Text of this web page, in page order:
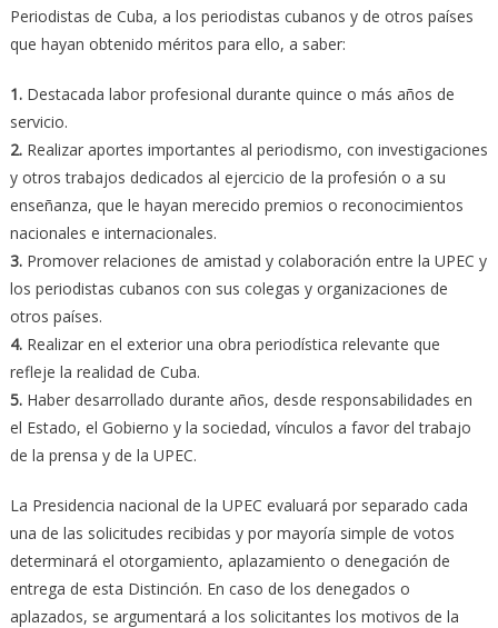
Periodistas de Cuba, a los periodistas cubanos y de otros países
que hayan obtenido méritos para ello, a saber:
1.Destacada labor profesional durante quince o más años de
servicio.
2. Realizar aportes importantes al periodismo, con investigaciones
y otros trabajos dedicados al ejercicio de la profesión o a su
enseñanza, que le hayan merecido premios o reconocimientos
nacionales e internacionales.
3. Promover relaciones de amistad y colaboración entre la UPEC y
los periodistas cubanos con sus colegas y organizaciones de
otros países.
4. Realizar en el exterior una obra periodística relevante que
refleje la realidad de Cuba.
5.Haber desarrollado durante años, desde responsabilidades en
el Estado, el Gobierno y la sociedad, vínculos a favor del trabajo
de la prensa y de la UPEC.
La Presidencia nacional de la UPEC evaluará por separado cada
una de las solicitudes recibidas y por mayoría simple de votos
determinará el otorgamiento, aplazamiento o denegación de
entrega de esta Distinción. En caso de los denegados o
aplazados, se argumentará a los solicitantes los motivos de la